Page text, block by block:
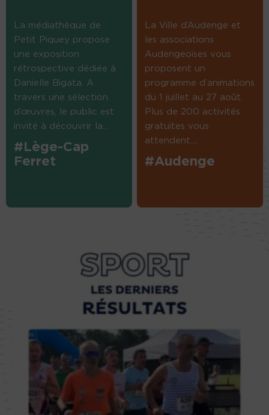
La médiathèque de
Petit Piquey propose
une exposition
rétrospective dédiée à
Danielle Bigata. A
travers une sélection
d’œuvres, le public est
invité à découvrir la...
#Lège-Cap
Ferret
La Ville d’Audenge et
les associations
Audengeoises vous
proposent un
programme d’animations
du 1 juillet au 27 août.
Plus de 200 activités
gratuites vous
attendent....
#Audenge